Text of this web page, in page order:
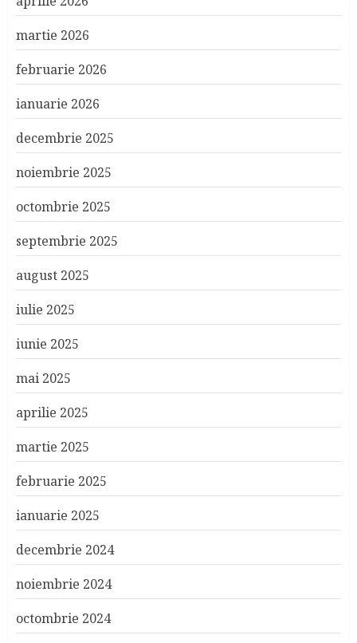
martie 2026
februarie 2026
ianuarie 2026
decembrie 2025
noiembrie 2025
octombrie 2025
septembrie 2025
august 2025
iulie 2025
iunie 2025
mai 2025
aprilie 2025
martie 2025
februarie 2025
ianuarie 2025
decembrie 2024
noiembrie 2024
octombrie 2024